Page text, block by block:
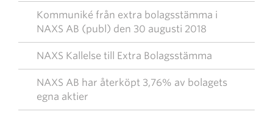
Kommuniké från extra bolagsstämma i
NAXS AB (publ) den 30 augusti 2018
NAXS Kallelse till Extra Bolagsstämma
NAXS AB har återköpt 3,76% av bolagets
egna aktier